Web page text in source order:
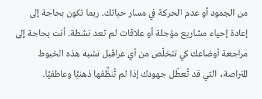
من الجمود أو عدم الحركة في مسار حياتك. ربما تكون بحاجة إلى
إعادة إحياء مشاريع مؤجلة أو علاقات لم تعد نشطة. أنت بحاجة إلى
مراجعة أوضاعك كي تتخلّص من أي عراقيل تشبه هذه الخيوط
المتراصة، التي قد تُعطّل جهودك إذا لم تُنظِّفها ذهنيًا وعاطفيًا.